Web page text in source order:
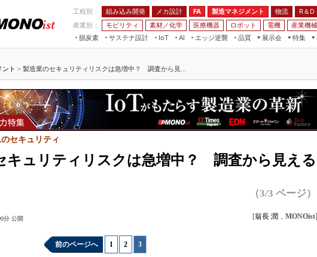
工程別： 組み込み開発 メカ設計 FA 製造マネジメント 物流 R＆D
産業別：
モビリティ 素材／化学 医療機器 ロボット 電機 産業機械
脱炭素
サステナ設計
IoT
つながる工場
つながるサービス
AI
AI×設備保全
Physical AI
エッジ逆襲 品質
展示会
JIMTOF
組込み/エッジ コンピューティング
展＆IoT/5Gソリューション展
IIFES
国際ロボット展
ジャパンモビリティショー
TECHNO-FRONTIER
日本ものづくりワールド
特集
つながるクルマ
5G
VR／AR
フィールドサービス
組み込み画像技術
製造マネジメント
FA
モビリティ
ント > 製造業のセキュリティリスクは急増中？ 調査から見...
キュリティリスクは急増中？ 調査から見える
セキュリティ
（3/3 ページ）
分 公開 [翁長 潤 ， MONOist]
前のページへ 1 2 3